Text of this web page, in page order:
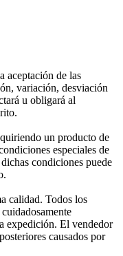
aceptación de las
variación, desviación
u obligará al
un producto de
especiales de
condiciones puede
calidad. Todos los
expedición. El vendedor
causados por